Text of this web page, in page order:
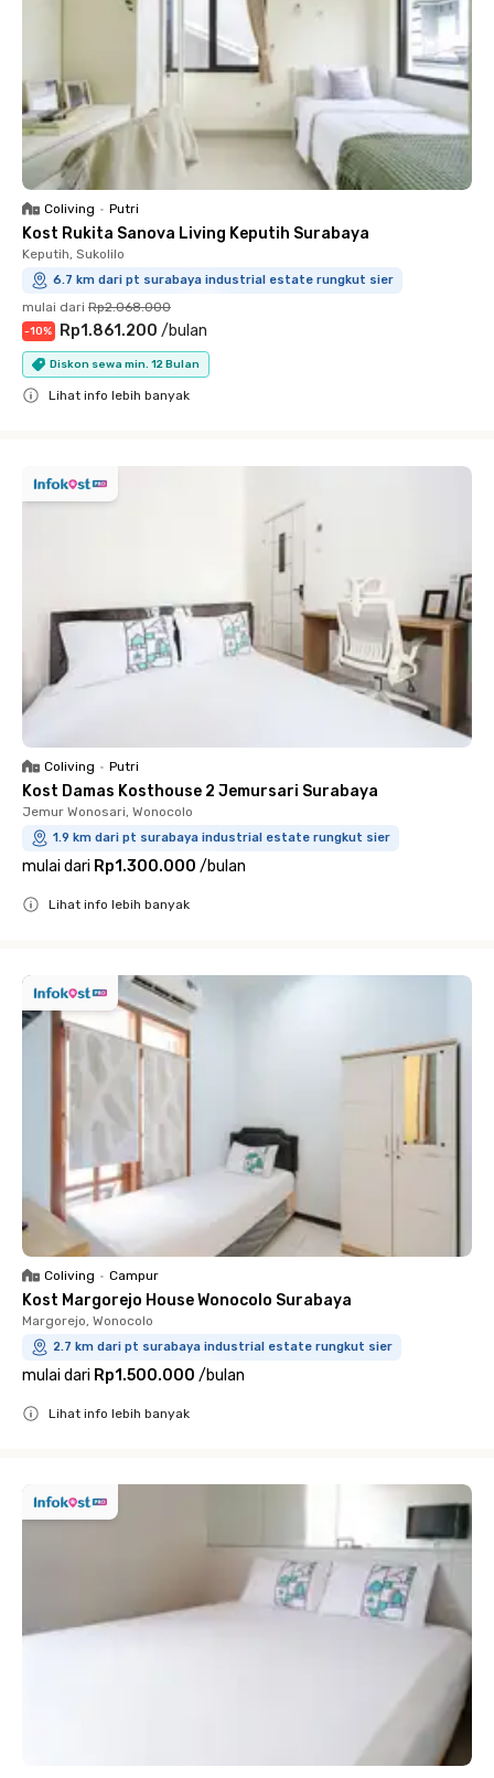
Coliving • Putri
Kost Rukita Sanova Living Keputih Surabaya
Keputih, Sukolilo
6.7 km dari pt surabaya industrial estate rungkut sier
mulai dari Rp2.068.000
-10% Rp1.861.200 /bulan
Diskon sewa min. 12 Bulan
Lihat info lebih banyak
Coliving • Putri
Kost Damas Kosthouse 2 Jemursari Surabaya
Jemur Wonosari, Wonocolo
1.9 km dari pt surabaya industrial estate rungkut sier
mulai dari Rp1.300.000 /bulan
Lihat info lebih banyak
Coliving • Campur
Kost Margorejo House Wonocolo Surabaya
Margorejo, Wonocolo
2.7 km dari pt surabaya industrial estate rungkut sier
mulai dari Rp1.500.000 /bulan
Lihat info lebih banyak